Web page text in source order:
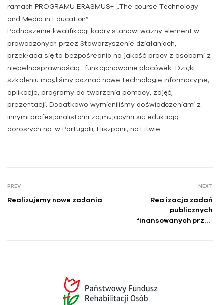
ramach PROGRAMU ERASMUS+ „The course Technology
and Media in Education”.
Podnoszenie kwalifikacji kadry stanowi ważny element w
prowadzonych przez Stowarzyszenie działaniach,
przekłada się to bezpośrednio na jakość pracy z osobami z
niepełnosprawnością i funkcjonowanie placówek. Dzięki
szkoleniu mogliśmy poznać nowe technologie informacyjne,
aplikacje, programy do tworzenia pomocy, zdjęć,
prezentacji. Dodatkowo wymieniliśmy doświadczeniami z
innymi profesjonalistami zajmującymi się edukacją
dorosłych np. w Portugalii, Hiszpanii, na Litwie.
PREV
Realizujemy nowe zadania
NEXT
Realizacja zadań
publicznych
finansowanych przez